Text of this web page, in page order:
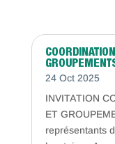
24 Oct 2025
INVITATION
ET
représentants